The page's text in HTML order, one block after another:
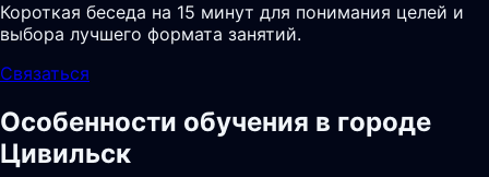
Короткая беседа на 15 минут для понимания целей и
выбора лучшего формата занятий.
Связаться
Особенности обучения в городе
Цивильск